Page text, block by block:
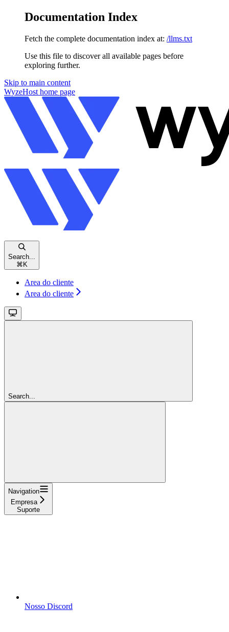
Documentation Index
Fetch the complete documentation index at: /llms.txt
Use this file to discover all available pages before
exploring further.
Skip to main content
WyzeHost home page
Search...
⌘ K
Area do cliente
Area do cliente
Search...
Navigation
Empresa
Suporte
Nosso Discord